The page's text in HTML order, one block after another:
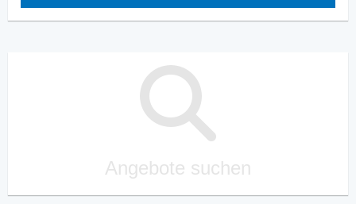
Angebote suchen